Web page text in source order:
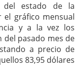
estado de la
gráfico mensual
y a la vez los
del pasado mes de
a precio de
83,95 dólares